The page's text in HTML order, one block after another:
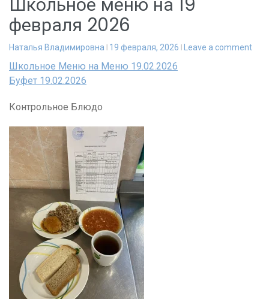
февраля 2026
Наталья Владимировна 19 февраля, 2026 Leave a comment
Школьное Меню на Меню 19.02.2026
Буфет 19.02.2026
Контрольное Блюдо